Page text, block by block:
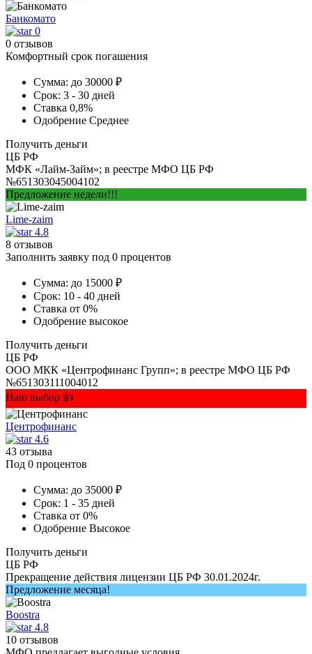
Банкомато
0
0 отзывов
Комфортный срок погашения
Сумма: до 30000 ₽
Срок: 3 - 30 дней
Ставка 0,8%
Одобрение Среднее
Получить деньги
ЦБ РФ
МФК «Лайм-Займ»; в реестре МФО ЦБ РФ
№651303045004102
Предложение недели!!!
Lime-zaim
4.8
8 отзывов
Заполнить заявку под 0 процентов
Сумма: до 15000 ₽
Срок: 10 - 40 дней
Ставка от 0%
Одобрение высокое
Получить деньги
ЦБ РФ
ООО МКК «Центрофинанс Групп»; в реестре МФО ЦБ РФ
№651303111004012
Наш выбор 👍
Центрофинанс
4.6
43 отзыва
Под 0 процентов
Сумма: до 35000 ₽
Срок: 1 - 35 дней
Ставка от 0%
Одобрение Высокое
Получить деньги
ЦБ РФ
Прекращение действия лицензии ЦБ РФ 30.01.2024г.
Предложение месяца!
Boostra
4.8
10 отзывов